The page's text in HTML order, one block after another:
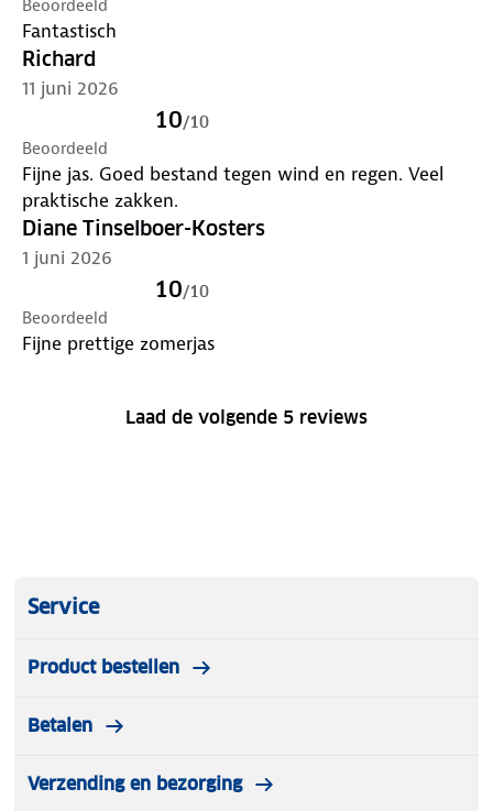
Beoordeeld
Fantastisch
Richard
11 juni 2026
10/10
Beoordeeld
Fijne jas. Goed bestand tegen wind en regen. Veel
praktische zakken.
Diane Tinselboer-Kosters
1 juni 2026
10/10
Beoordeeld
Fijne prettige zomerjas
Laad de volgende 5 reviews
Service
Product bestellen
Betalen
Verzending en bezorging